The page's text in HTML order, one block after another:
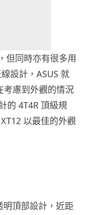
但同時亦有很多用
設計，ASUS 就
考慮到外觀的情況
的 4T4R 頂級規
以最佳的外觀
明頂部設計，近距